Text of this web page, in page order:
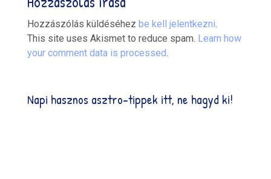
Hozzászólás küldéséhez be kell jelentkezni.
This site uses Akismet to reduce spam. Learn how
your comment data is processed.
Napi hasznos asztro-tippek itt, ne hagyd ki!